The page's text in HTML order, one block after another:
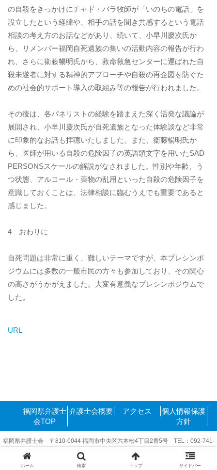
の自殺をきっかけにチャド・バラ牧師が「いのちの電話」を
設立したという経緯や、相手の話を聞き共感するという電話
相談の考え方のお話などがあり、続いて、小早川慶次氏か
ら、リメンバー福岡自死遺族の集いの活動内容の報告が行わ
れ、さらに衞藤暢明氏から、救命救急センターに運ばれた自
殺未遂者に対する精神的アプローチや自殺の再企図を防ぐた
めの社会的サポート導入の取組み等の報告が行われました。
その後は、各パネリストの経験を踏まえた深く活発な議論が
展開され、小早川慶次氏が自死遺族となった体験談など非常
に印象的なお話も拝聴いたしました。また、衞藤暢明氏か
ら、医師が用いる自殺の危険因子の英語頭文字を用いたSAD
PERSONSスケールの解説がなされました。性別や年齢、う
つ状態、アルコール・薬物の乱用といった自殺の危険因子を
意識しておくことは、法律相談に臨むうえでも重要であると
感じました。
4 おわりに
自死問題は非常に重く、難しいテーマですが、本プレシンポ
ジウムには多数の一般市民の方々も参加しており、その関心
の高さがうかがえました。大変有意義なプレシンポジウムで
した。
URL
福岡県弁護士
会TOP
弁護士会概要 アクセス
個人情報保護
方針
福岡県弁護士会 〒810-0044 福岡市中央区六本松4丁目2番5号 TEL：092-741-
Copyright©2011-2025 FukuokakenBengoshikai. All rights reserved.
ホーム 検索 トップ サイドバー